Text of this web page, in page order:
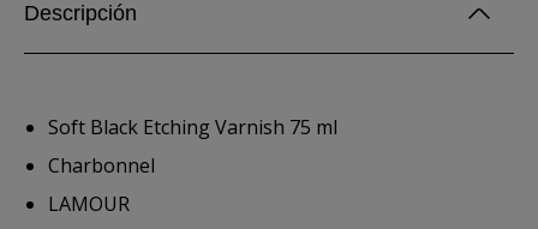
Descripción
Soft Black Etching Varnish 75 ml
Charbonnel
LAMOUR